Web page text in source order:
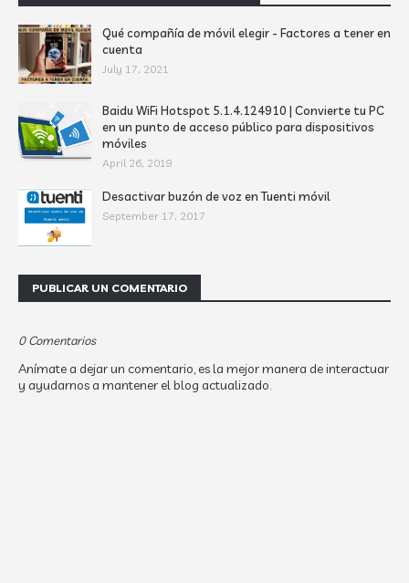
Qué compañía de móvil elegir - Factores a tener en
cuenta
July 17, 2021
Baidu WiFi Hotspot 5.1.4.124910 | Convierte tu PC
en un punto de acceso público para dispositivos
móviles
April 26, 2019
Desactivar buzón de voz en Tuenti móvil
September 17, 2017
PUBLICAR UN COMENTARIO
0 Comentarios
Anímate a dejar un comentario, es la mejor manera de interactuar
y ayudarnos a mantener el blog actualizado.